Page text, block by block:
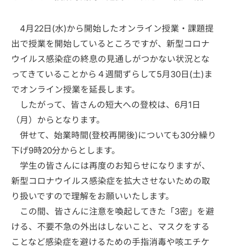
4月22日(水)から開始したオンライン授業・課題提
出で授業を開始しているところですが、新型コロナ
ウイルス感染症の終息の見通しがつかない状況とな
ってきていることから４週間ずらして5月30日(土)ま
でオンライン授業を延長します。
したがって、皆さんの短大への登校は、6月1日
（月）からとなります。
併せて、始業時間(登校再開後)についても30分繰り
下げ9時20分からとします。
学生の皆さんには再度のお知らせになりますが、
新型コロナウイルス感染症を拡大させないための取
り扱いですので理解をお願いいたします。
この間、皆さんに注意を喚起してきた「3密」を避
ける、不要不急の外出はしないこと、マスクをする
ことなど感染症を避けるための手指消毒や咳エチケ